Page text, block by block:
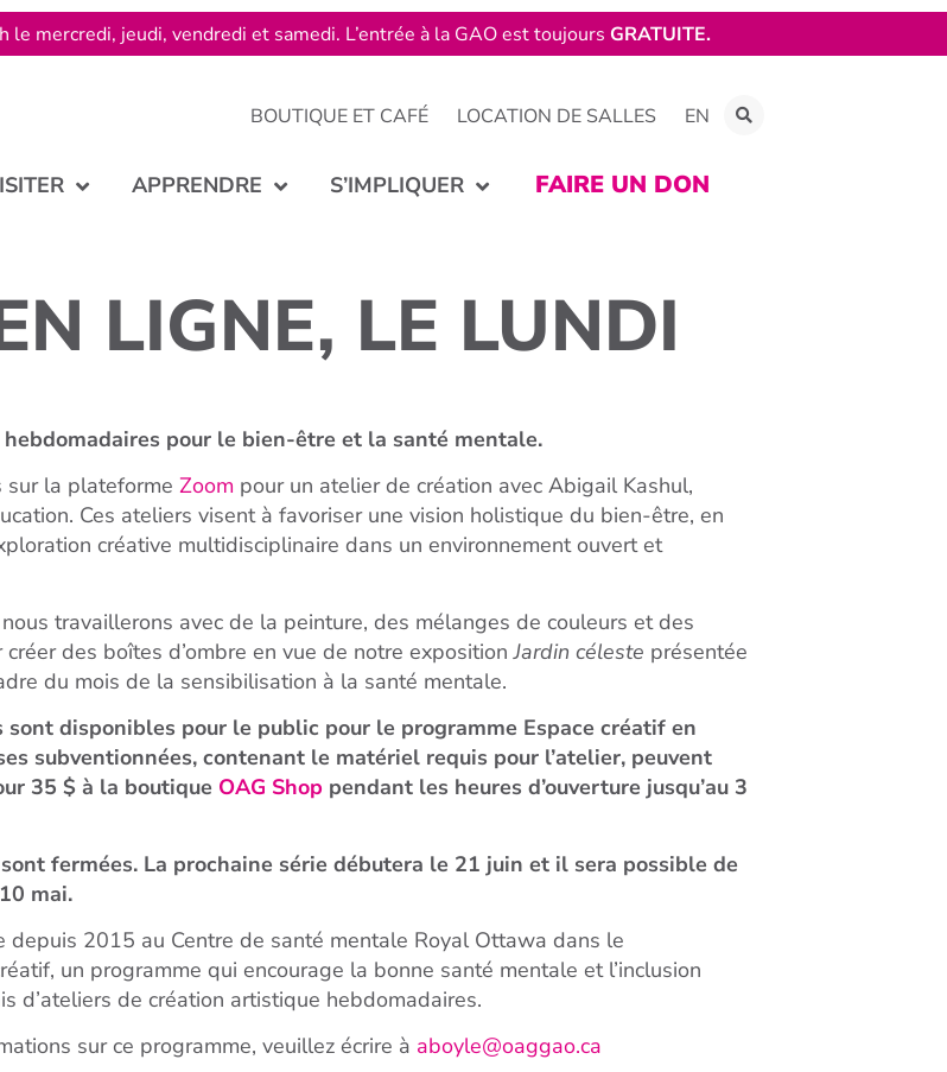
BOUTIQUE ET CAFÉ LOCATION DE SALLES EN
APPRENDRE S’IMPLIQUER FAIRE UN DON
LIGNE, LE LUNDI
pour le bien-être et la santé mentale.
sur la plateformeZoom pour un atelier de création avec Abigail Kashul,
Ces ateliers visent à favoriser une vision holistique du bien-être, en
créative multidisciplinaire dans un environnement ouvert et
travaillerons avec de la peinture, des mélanges de couleurs et des
des boîtes d’ombre en vue de notre expositionJardin céleste présentée
du mois de la sensibilisation à la santé mentale.
sont disponibles pour le public pour le programme Espace créatif en
subventionnées, contenant le matériel requis pour l’atelier, peuvent
35 $ à la boutique OAG Shop pendant les heures d’ouverture jusqu’au 3
fermées. La prochaine série débutera le 21 juin et il sera possible de
mai.
depuis 2015 au Centre de santé mentale Royal Ottawa dans le
un programme qui encourage la bonne santé mentale et l’inclusion
d’ateliers de création artistique hebdomadaires.
sur ce programme, veuillez écrire à aboyle@oaggao.ca
mercredi, jeudi, vendredi et samedi. L’entrée à la GAO est toujours GRATUITE.